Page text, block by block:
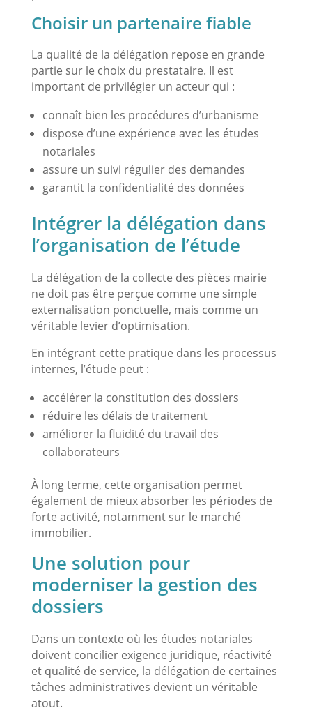
Choisir un partenaire fiable
La qualité de la délégation repose en grande
partie sur le choix du prestataire. Il est
important de privilégier un acteur qui :
connaît bien les procédures d’urbanisme
dispose d’une expérience avec les études
notariales
assure un suivi régulier des demandes
garantit la confidentialité des données
Intégrer la délégation dans
l’organisation de l’étude
La délégation de la collecte des pièces mairie
ne doit pas être perçue comme une simple
externalisation ponctuelle, mais comme un
véritable levier d’optimisation.
En intégrant cette pratique dans les processus
internes, l’étude peut :
accélérer la constitution des dossiers
réduire les délais de traitement
améliorer la fluidité du travail des
collaborateurs
À long terme, cette organisation permet
également de mieux absorber les périodes de
forte activité, notamment sur le marché
immobilier.
Une solution pour
moderniser la gestion des
dossiers
Dans un contexte où les études notariales
doivent concilier exigence juridique, réactivité
et qualité de service, la délégation de certaines
tâches administratives devient un véritable
atout.